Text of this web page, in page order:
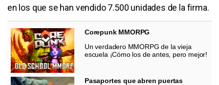
en los que se han vendido 7.500 unidades de la firma.
Corepunk MMORPG
Un verdadero MMORPG de la vieja
escuela ¡Cómo los de antes, pero mejor!
Pasaportes que abren puertas